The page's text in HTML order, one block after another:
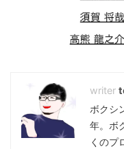
ボクシ
年。ボ
くのプ